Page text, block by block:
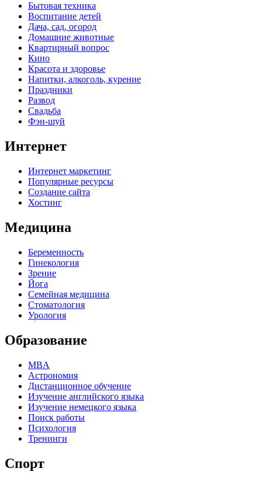
Бытовая техника
Воспитание детей
Дача, сад, огород
Домашние животные
Квартирный вопрос
Кино
Красота и здоровье
Напитки, алкоголь, курение
Праздники
Развод
Свадьба
Фэн-шуй
Интернет
Интернет маркетинг
Популярные ресурсы
Создание сайта
Хостинг
Медицина
Беременность
Гинекология
Зрение
Йога
Семейная медицина
Стоматология
Урология
Образование
MBA
Астрономия
Дистанционное обучение
Изучение английского языка
Изучение немецкого языка
Поиск работы
Психология
Тренинги
Спорт